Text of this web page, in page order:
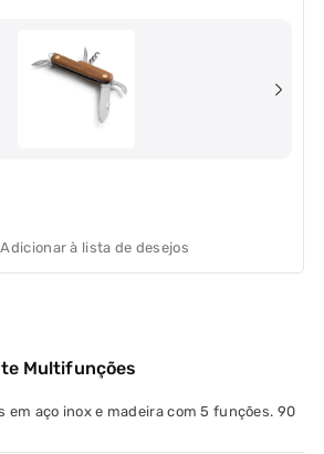
Adicionar à lista de desejos
Multifunções
aço inox e madeira com 5 funções. 90